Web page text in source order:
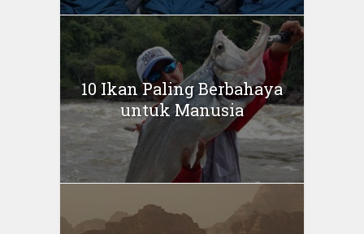
10 Ikan Paling Berbahaya
untuk Manusia